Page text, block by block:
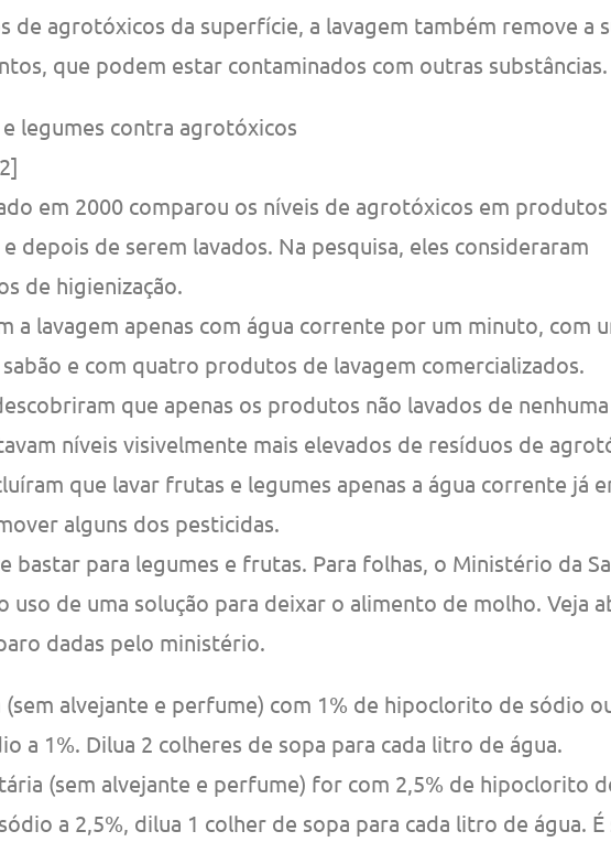
de agrotóxicos da superfície, a lavagem também remove a
que podem estar contaminados com outras substâncias.
legumes contra agrotóxicos
em 2000 comparou os níveis de agrotóxicos em produtos
depois de serem lavados. Na pesquisa, eles consideraram
de higienização.
a lavagem apenas com água corrente por um minuto, com
e com quatro produtos de lavagem comercializados.
que apenas os produtos não lavados de
níveis visivelmente mais elevados de resíduos de
que lavar frutas e legumes apenas a água corrente já
alguns dos pesticidas.
bastar para legumes e frutas. Para folhas, o Ministério da
uso de uma solução para deixar o alimento de molho. Veja
dadas pelo ministério.
(sem alvejante e perfume) com 1% de hipoclorito de sódio
a 1%. Dilua 2 colheres de sopa para cada litro de água.
(sem alvejante e perfume) for com 2,5% de hipoclorito
a 2,5%, dilua 1 colher de sopa para cada litro de água. É